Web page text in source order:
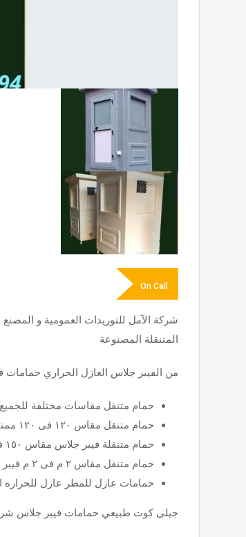
On Call
شركة الآمل للتوريدات العمومية و
المتنقلة المصنوعة
من الفيبر جلاس العازل الحراري حمامات
حمام متنقل مقاسات مختلفة
حمام متنقل مقاس ١٢٠ فى ١٢٠ ممتازه جدا
حمام متنقلة فيبر جلاس مقاس ١٥٠ فى ١٥٠
حمام متنقل مقاس ٢ م فى ٢ م فيبر جلاس
حمامات عازل للمطر عازل للحراره
جيلى كوت طبيعي حمامات فيبر جلاس